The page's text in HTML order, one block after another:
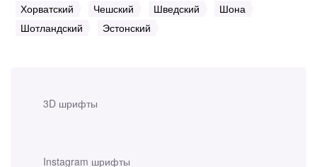
3D шрифты
Instagram шрифты
Хорватский
Чешский Шведский
Шона
Шотландский
Эстонский